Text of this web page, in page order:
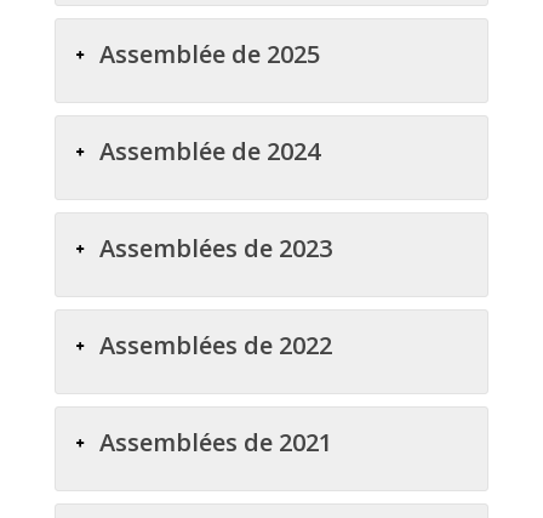
Assemblée de 2025
Assemblée de 2024
Assemblées de 2023
Assemblées de 2022
Assemblées de 2021